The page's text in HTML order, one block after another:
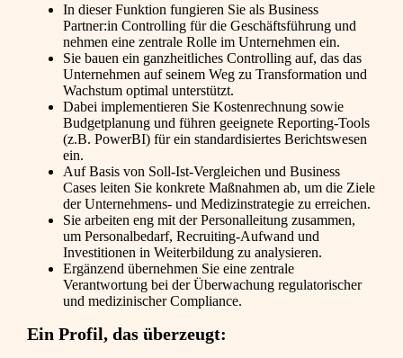
In dieser Funktion fungieren Sie als Business
Partner:in Controlling für die Geschäftsführung und
nehmen eine zentrale Rolle im Unternehmen ein.
Sie bauen ein ganzheitliches Controlling auf, das das
Unternehmen auf seinem Weg zu Transformation und
Wachstum optimal unterstützt.
Dabei implementieren Sie Kostenrechnung sowie
Budgetplanung und führen geeignete Reporting-Tools
(z.B. PowerBI) für ein standardisiertes Berichtswesen
ein.
Auf Basis von Soll-Ist-Vergleichen und Business
Cases leiten Sie konkrete Maßnahmen ab, um die Ziele
der Unternehmens- und Medizinstrategie zu erreichen.
Sie arbeiten eng mit der Personalleitung zusammen,
um Personalbedarf, Recruiting-Aufwand und
Investitionen in Weiterbildung zu analysieren.
Ergänzend übernehmen Sie eine zentrale
Verantwortung bei der Überwachung regulatorischer
und medizinischer Compliance.
Ein Profil, das überzeugt: